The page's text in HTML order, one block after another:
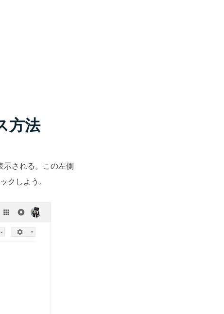
方法
される。この左側
クしよう。